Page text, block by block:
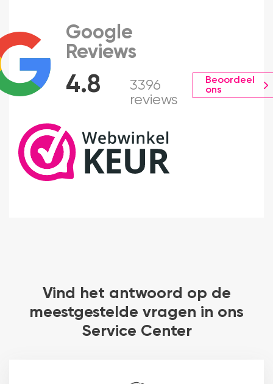
4.8
Google
Reviews
3396
reviews
Beoordeel
ons
Vind het antwoord op de
meestgestelde vragen in ons
Service Center